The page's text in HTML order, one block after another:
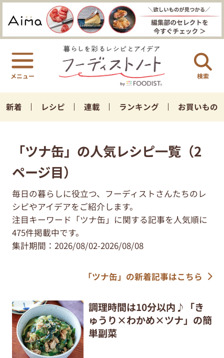
検索
新着 レシピ 連載 ランキング お買いもの
「ツナ缶」の人気レシピ一覧（2
ページ目）
毎日の暮らしに役立つ、フーディストさんたちのレ
シピやアイデアをご紹介します。
注目キーワード「ツナ缶」に関する記事を人気順に
475件掲載中です。
集計期間：2026/08/02-2026/08/08
「ツナ缶」の新着記事はこちら
調理時間は10分以内♪「き
ゅうり×わかめ×ツナ」の簡
単副菜